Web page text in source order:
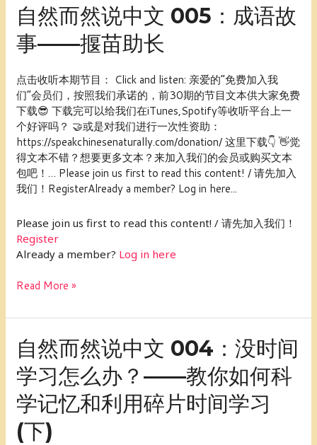
自然而然说中文 005：成语故
事——揠苗助长
点击收听本期节目： Click and listen: 亲爱的“免费加入我
们”会员们，按照我们承诺的，前30期的节目文本供大家免费
下载😎 下载完可以给我们在iTunes,Spotify等收听平台上一
个好评吗？ 🤝或是对我们进行一次性资助：
https://speakchinesenaturally.com/donation/ 这里下载👇 👋觉
得文本不错？想要更多文本？来加入我们的会员或购买文本
包吧！… Please join us first to read this content! / 请先加入
我们！RegisterAlready a member? Log in here...
Please join us first to read this content! / 请先加入我们！
Register
Already a member? Log in here
自
然
而
然
说
中
文
005：
成
语
故
事
——
苗
助
长
Read More »
自然而然说中文 004：没时间
学习怎么办？——教你如何科
学记忆和利用碎片时间学习
(下)
自
然
而
然
说
中
文